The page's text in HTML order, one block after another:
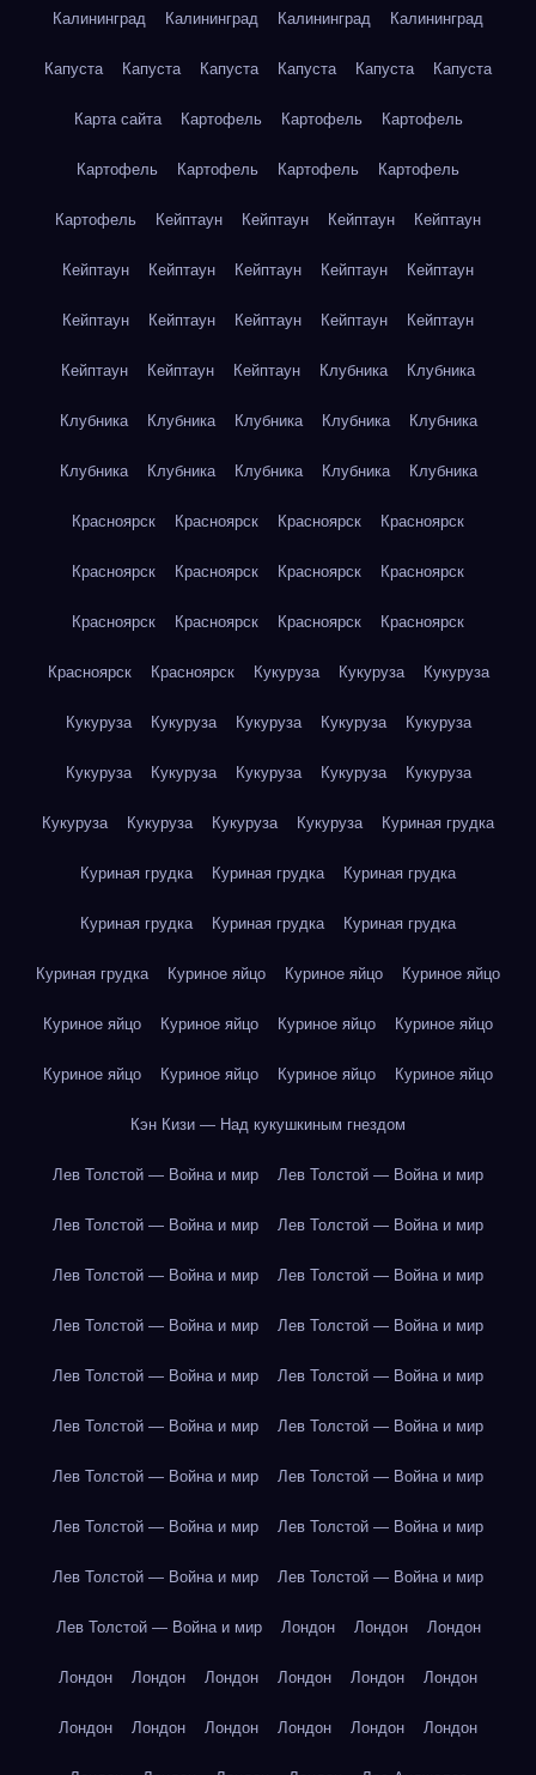
Калининград Калининград Калининград Калининград
Капуста Капуста Капуста Капуста Капуста Капуста
Карта сайта Картофель Картофель Картофель
Картофель Картофель Картофель Картофель
Картофель Кейптаун Кейптаун Кейптаун Кейптаун
Кейптаун Кейптаун Кейптаун Кейптаун Кейптаун
Кейптаун Кейптаун Кейптаун Кейптаун Кейптаун
Кейптаун Кейптаун Кейптаун Клубника Клубника
Клубника Клубника Клубника Клубника Клубника
Клубника Клубника Клубника Клубника Клубника
Красноярск Красноярск Красноярск Красноярск
Красноярск Красноярск Красноярск Красноярск
Красноярск Красноярск Красноярск Красноярск
Красноярск Красноярск Кукуруза Кукуруза Кукуруза
Кукуруза Кукуруза Кукуруза Кукуруза Кукуруза
Кукуруза Кукуруза Кукуруза Кукуруза Кукуруза
Кукуруза Кукуруза Кукуруза Кукуруза Куриная грудка
Куриная грудка Куриная грудка Куриная грудка
Куриная грудка Куриная грудка Куриная грудка
Куриная грудка Куриное яйцо Куриное яйцо Куриное яйцо
Куриное яйцо Куриное яйцо Куриное яйцо Куриное яйцо
Куриное яйцо Куриное яйцо Куриное яйцо Куриное яйцо
Кэн Кизи — Над кукушкиным гнездом
Лев Толстой — Война и мир Лев Толстой — Война и мир
Лев Толстой — Война и мир Лев Толстой — Война и мир
Лев Толстой — Война и мир Лев Толстой — Война и мир
Лев Толстой — Война и мир Лев Толстой — Война и мир
Лев Толстой — Война и мир Лев Толстой — Война и мир
Лев Толстой — Война и мир Лев Толстой — Война и мир
Лев Толстой — Война и мир Лев Толстой — Война и мир
Лев Толстой — Война и мир Лев Толстой — Война и мир
Лев Толстой — Война и мир Лев Толстой — Война и мир
Лев Толстой — Война и мир Лондон Лондон Лондон
Лондон Лондон Лондон Лондон Лондон Лондон
Лондон Лондон Лондон Лондон Лондон Лондон